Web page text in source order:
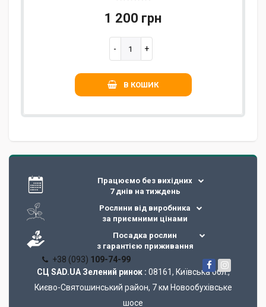
1 200 грн
В КОШИК
Працюємо без вихідних
7 днів на тиждень
Рослини від виробника
за приємними цінами
Посадка рослин
з гарантією приживання
+38 (093) 109-74-99
СЦ SAD.UA Зелений ринок : 08161, Київська обл.,
Києво-Святошинський район, 7 км Новообухівське
шосе